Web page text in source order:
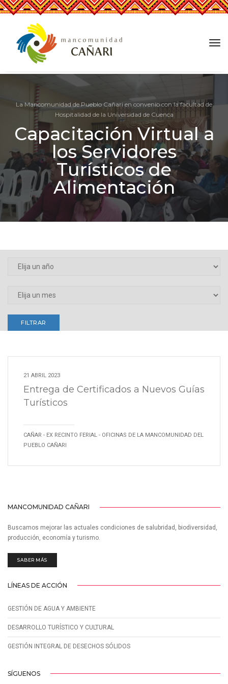
La Mancomunidad de Pueblo Cañari en convenio con la facultad de
Hospitalidad de la Universidad de Cuenca
Capacitación Virtual a
los Servidores
Turísticos de
Alimentación
FILTRAR
21 ABRIL 2023
Entrega de Certificados a Nuevos Guías
Turísticos
CAÑAR - EX RECINTO FERIAL - OFICINAS DE LA MANCOMUNIDAD DEL
PUEBLO CAÑARI
MANCOMUNIDAD CAÑARI
Buscamos mejorar las actuales condiciones de salubridad, biodiversidad,
producción, economía y turismo.
SABER MÁS
LÍNEAS DE ACCIÓN
GESTIÓN DE AGUA Y AMBIENTE
DESARROLLO TURÍSTICO Y CULTURAL
GESTIÓN INTEGRAL DE DESECHOS SÓLIDOS
SÍGUENOS